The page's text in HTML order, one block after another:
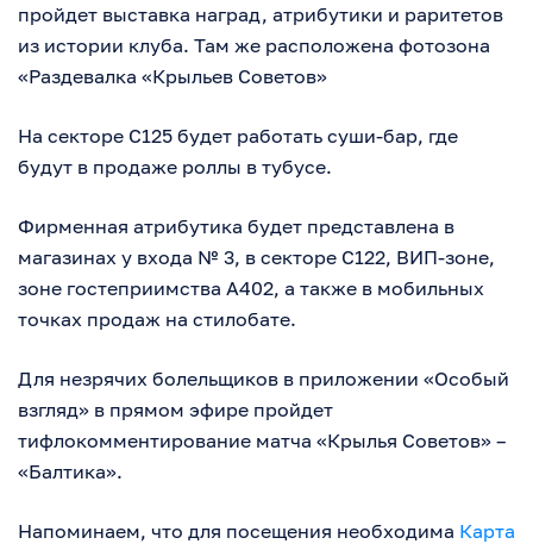
пройдет выставка наград, атрибутики и раритетов
из истории клуба. Там же расположена фотозона
«Раздевалка «Крыльев Советов»
На секторе С125 будет работать суши-бар, где
будут в продаже роллы в тубусе.
Фирменная атрибутика будет представлена в
магазинах у входа № 3, в секторе С122, ВИП-зоне,
зоне гостеприимства А402, а также в мобильных
точках продаж на стилобате.
Для незрячих болельщиков в приложении «Особый
взгляд» в прямом эфире пройдет
тифлокомментирование матча «Крылья Советов» –
«Балтика».
Напоминаем, что для посещения необходима Карта